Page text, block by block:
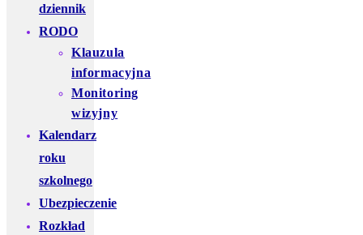
dziennik
RODO
Klauzula
informacyjna
Monitoring
wizyjny
Kalendarz
roku
szkolnego
Ubezpieczenie
Rozkład